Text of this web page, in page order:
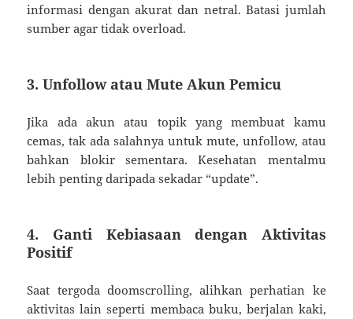
informasi dengan akurat dan netral. Batasi jumlah
sumber agar tidak overload.
3. Unfollow atau Mute Akun Pemicu
Jika ada akun atau topik yang membuat kamu
cemas, tak ada salahnya untuk mute, unfollow, atau
bahkan blokir sementara. Kesehatan mentalmu
lebih penting daripada sekadar “update”.
4. Ganti Kebiasaan dengan Aktivitas
Positif
Saat tergoda doomscrolling, alihkan perhatian ke
aktivitas lain seperti membaca buku, berjalan kaki,